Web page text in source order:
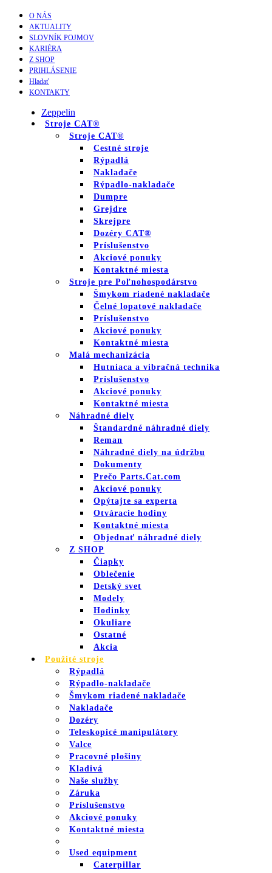
O NÁS
AKTUALITY
SLOVNÍK POJMOV
KARIÉRA
Z SHOP
PRIHLÁSENIE
Hladať
KONTAKTY
Zeppelin
Stroje CAT®
Stroje CAT®
Cestné stroje
Rýpadlá
Nakladače
Rýpadlo-nakladače
Dumpre
Grejdre
Skrejpre
Dozéry CAT®
Príslušenstvo
Akciové ponuky
Kontaktné miesta
Stroje pre Poľnohospodárstvo
Šmykom riadené nakladače
Čelné lopatové nakladače
Príslušenstvo
Akciové ponuky
Kontaktné miesta
Malá mechanizácia
Hutniaca a vibračná technika
Príslušenstvo
Akciové ponuky
Kontaktné miesta
Náhradné diely
Štandardné náhradné diely
Reman
Náhradné diely na údržbu
Dokumenty
Prečo Parts.Cat.com
Akciové ponuky
Opýtajte sa experta
Otváracie hodiny
Kontaktné miesta
Objednať náhradné diely
Z SHOP
Čiapky
Oblečenie
Detský svet
Modely
Hodinky
Okuliare
Ostatné
Akcia
Použité stroje
Rýpadlá
Rýpadlo-nakladače
Šmykom riadené nakladače
Nakladače
Dozéry
Teleskopicé manipulátory
Valce
Pracovné plošiny
Kladivá
Naše služby
Záruka
Príslušenstvo
Akciové ponuky
Kontaktné miesta
Used equipment
Caterpillar